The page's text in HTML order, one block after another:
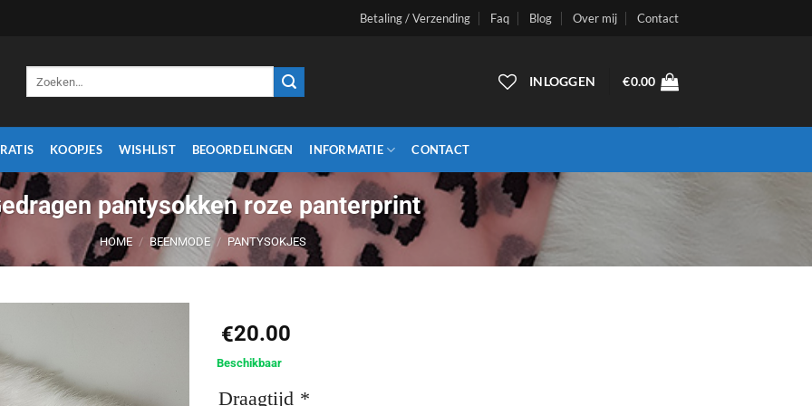
Betaling / Verzending Faq Blog Over mij Contact
INLOGGEN €0.00
KOOPJES WISHLIST BEOORDELINGEN INFORMATIE CONTACT
pantysokken roze panterprint
HOME / BEENMODE / PANTYSOKJES
toevoegen
€20.00
Beschikbaar
Draagtijd *